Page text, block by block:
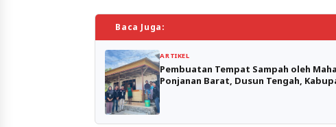
Baca Juga:
ARTIKEL
Pembuatan Tempat Sampah oleh
Ponjanan Barat, Dusun Tengah,